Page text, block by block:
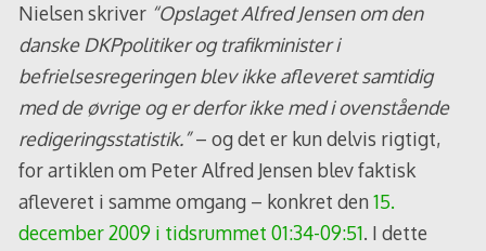
Nielsen skriver “Opslaget Alfred Jensen om den
danske DKPpolitiker og trafikminister i
befrielsesregeringen blev ikke afleveret samtidig
med de øvrige og er derfor ikke med i ovenstående
redigeringsstatistik.”– og det er kun delvis rigtigt,
for artiklen om Peter Alfred Jensen blev faktisk
afleveret i samme omgang – konkret den15.
december 2009 i tidsrummet 01:34-09:51. I dette